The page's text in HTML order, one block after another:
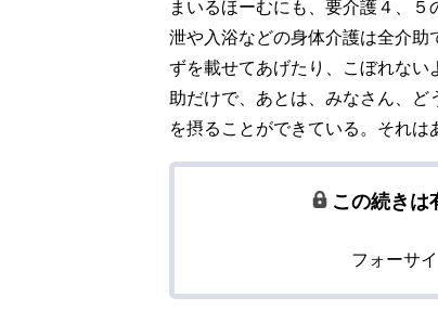
まいるほーむにも、要介護４、
泄や入浴などの身体介護は全介
ずを載せてあげたり、こぼれな
助だけで、あとは、みなさん、
を摂ることができている。それは
この続きは
フォーサ